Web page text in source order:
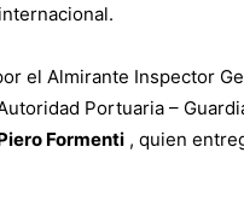
el Almirante Inspector
Portuaria –
Formenti , quien